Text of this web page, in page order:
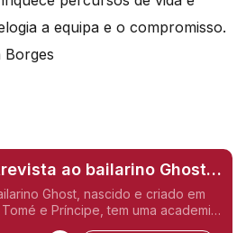
a equipa e o compromisso.
Borges
ao bailarino Ghost,
Studios
Ghost, nascido e criado em
e Príncipe, tem uma academia